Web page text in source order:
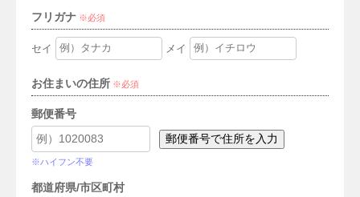
フリガナ 必須
セイ メイ
お住まいの住所 必須
郵便番号
郵便番号で住所を入力
※ハイフン不要
都道府県/市区町村